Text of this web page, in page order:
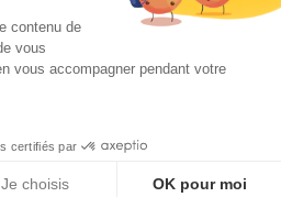
contenu de
vous
vous accompagner pendant votre
certifiés par
Je choisis OK pour moi
de mariage - Tous droits